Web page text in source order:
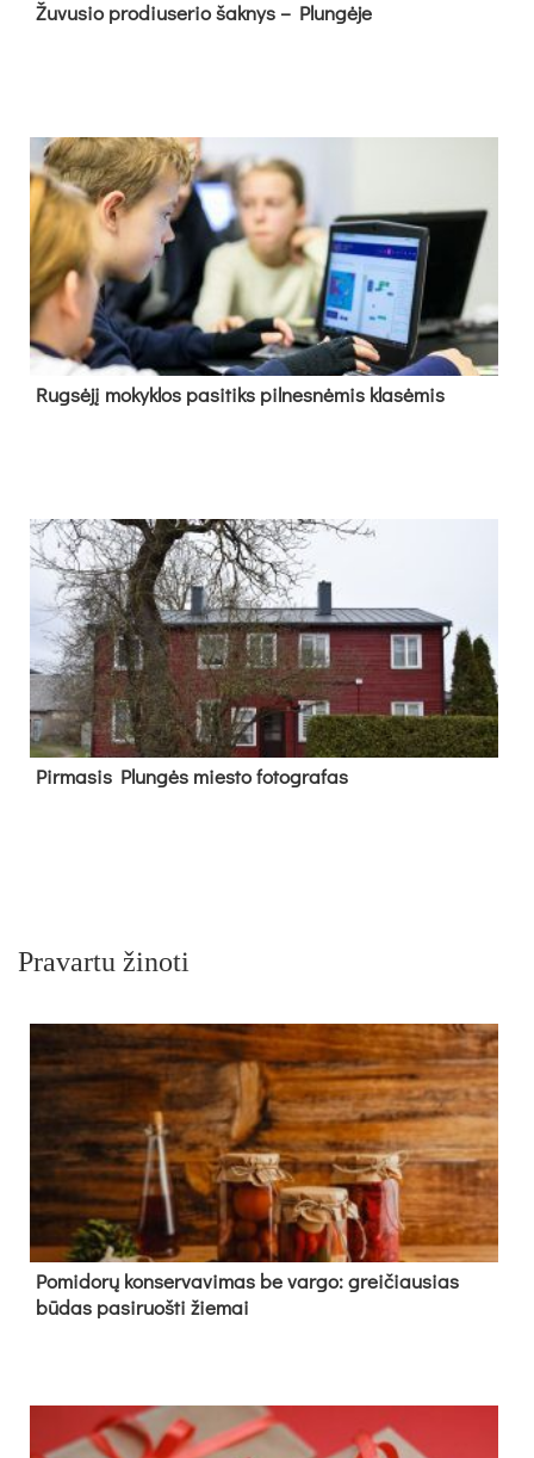
Žu­vu­sio pro­diu­se­rio šak­nys – Plun­gė­je
Rug­sė­jį mo­kyk­los pa­si­tiks pil­nes­nė­mis kla­sė­mis
Pir­ma­sis Plun­gės mies­to fo­tog­ra­fas
Pravartu žinoti
Pomidorų konservavimas be vargo: greičiausias
būdas pasiruošti žiemai